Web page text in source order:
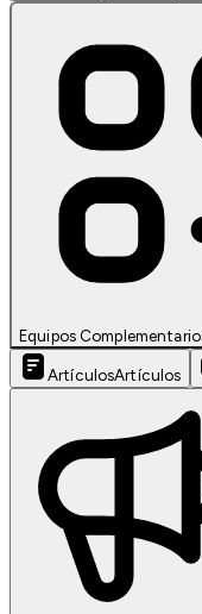
Equipos
ArtículosArtículos